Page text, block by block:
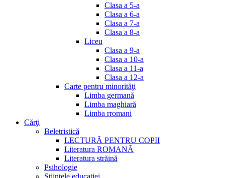
Clasa a 5-a
Clasa a 6-a
Clasa a 7-a
Clasa a 8-a
Liceu
Clasa a 9-a
Clasa a 10-a
Clasa a 11-a
Clasa a 12-a
Carte pentru minorităţi
Limba germană
Limba maghiară
Limba rromani
Cărţi
Beletristică
LECTURĂ PENTRU COPII
Literatura ROMANĂ
Literatura străină
Psihologie
Ştiinţele educaţiei